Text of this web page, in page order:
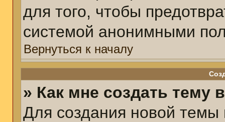
для того, чтобы
системой анонимными
Вернуться к началу
» Как мне создать тему
Для создания новой